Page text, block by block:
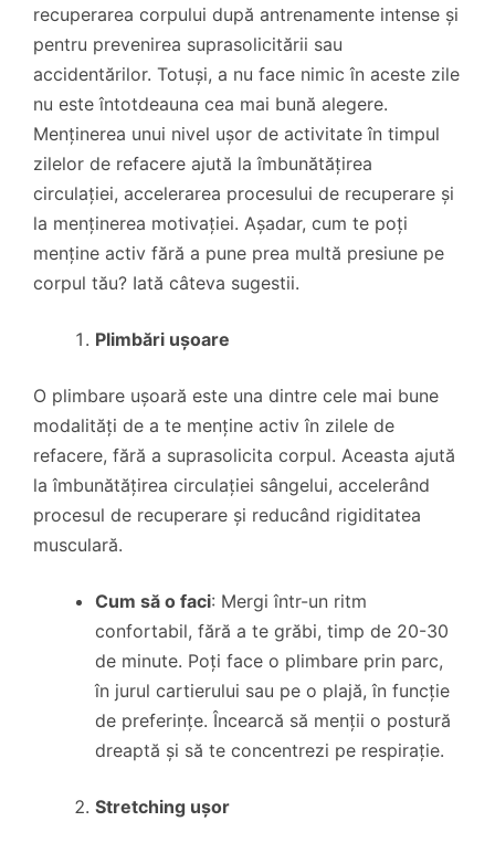
recuperarea corpului după antrenamente intense și
pentru prevenirea suprasolicitării sau
accidentărilor. Totuși, a nu face nimic în aceste zile
nu este întotdeauna cea mai bună alegere.
Menținerea unui nivel ușor de activitate în timpul
zilelor de refacere ajută la îmbunătățirea
circulației, accelerarea procesului de recuperare și
la menținerea motivației. Așadar, cum te poți
menține activ fără a pune prea multă presiune pe
corpul tău? Iată câteva sugestii.
Plimbări ușoare
O plimbare ușoară este una dintre cele mai bune
modalități de a te menține activ în zilele de
refacere, fără a suprasolicita corpul. Aceasta ajută
la îmbunătățirea circulației sângelui, accelerând
procesul de recuperare și reducând rigiditatea
musculară.
Cum să o faci: Mergi într-un ritm
confortabil, fără a te grăbi, timp de 20-30
de minute. Poți face o plimbare prin parc,
în jurul cartierului sau pe o plajă, în funcție
de preferințe. Încearcă să menții o postură
dreaptă și să te concentrezi pe respirație.
Stretching ușor